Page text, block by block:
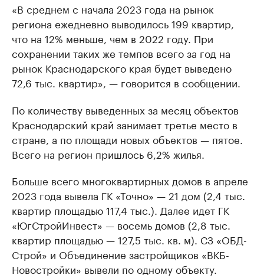
«В среднем с начала 2023 года на рынок
региона ежедневно выводилось 199 квартир,
что на 12% меньше, чем в 2022 году. При
сохранении таких же темпов всего за год на
рынок Краснодарского края будет выведено
72,6 тыс. квартир», — говорится в сообщении.
По количеству выведенных за месяц объектов
Краснодарский край занимает третье место в
стране, а по площади новых объектов — пятое.
Всего на регион пришлось 6,2% жилья.
Больше всего многоквартирных домов в апреле
2023 года вывела ГК «Точно» — 21 дом (2,4 тыс.
квартир площадью 117,4 тыс.). Далее идет ГК
«ЮгСтройИнвест» — восемь домов (2,8 тыс.
квартир площадью — 127,5 тыс. кв. м). СЗ «ОБД-
Строй» и Объединение застройщиков «ВКБ-
Новостройки» вывели по одному объекту.